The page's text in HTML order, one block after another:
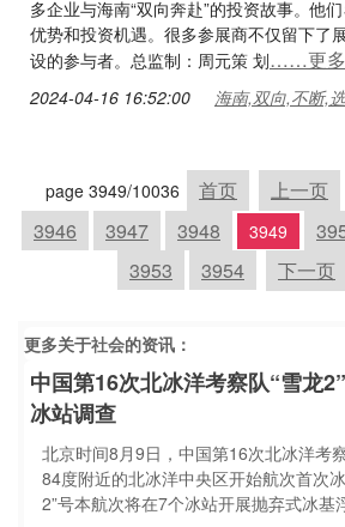
多企业与海南“双向奔赴”的投资故事。他
优势和投资机遇。很多参展商不仅留下了
设的参与者。总监制：周元策 划……更多
2024-04-16 16:52:00 海南,双向,不断,
page 3949/10036 首页 上一页
3946
3947 3948 3949
3953
3954 下一页
更多关于社会的资讯：
中国第16次北冰洋考察队“雪龙
冰站调查
北京时间8月9日，中国第16次北冰洋考
84度附近的北冰洋中央区开始航次首次
2”号本航次将在7个冰站开展抛弃式冰基